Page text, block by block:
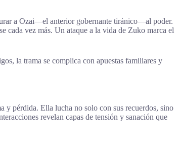
a Ozai—el anterior gobernante tiránico—al poder.
cada vez más. Un ataque a la vida de Zuko marca el
la trama se complica con apuestas familiares y
y pérdida. Ella lucha no solo con sus recuerdos, sino
revelan capas de tensión y sanación que